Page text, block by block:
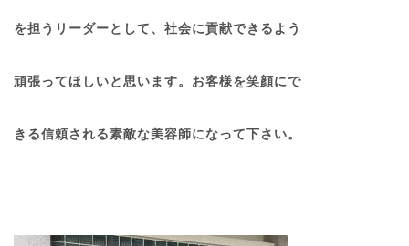
を担うリーダーとして、社会に貢献できるよう
頑張ってほしいと思います。お客様を笑顔にで
きる信頼される素敵な美容師になって下さい。